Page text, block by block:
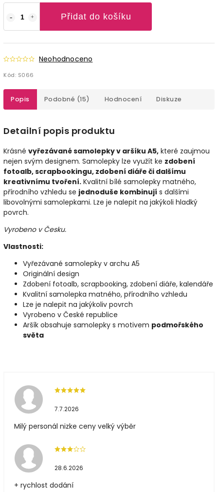
Přidat do košíku
Neohodnoceno
Kód: S066
Popis Podobné (15) Hodnocení Diskuze
Detailní popis produktu
Krásné vyřezávané samolepky v aršíku A5, které zaujmou
nejen svým designem. Samolepky lze využít ke zdobení
fotoalb, scrapbookingu, zdobení diáře či dalšímu
kreativnímu tvoření. Kvalitní bílé samolepky matného,
přírodního vzhledu se jednoduše kombinují s dalšími
libovolnými samolepkami. Lze je nalepit na jakýkoli hladký
povrch.
Vyrobeno v Česku.
Vlastnosti:
Vyřezávané samolepky v archu A5
Originální design
Zdobení fotoalb, scrapbooking, zdobení diáře, kalendáře
Kvalitní samolepka matného, přírodního vzhledu
Lze je nalepit na jakýkoliv povrch
Vyrobeno v České republice
Aršík obsahuje samolepky s motivem podmořského
světa
7.7.2026
Milý personál nizke ceny velký výběr
28.6.2026
+ rychlost dodání